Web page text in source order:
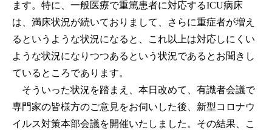
ます。特に、一般医療で重篤患者に対応するICU病床
は、満床状況が続いておりまして、さらに重症者が増え
るというような状況になると、これ以上は対応しにくい
ような状況になりつつあるという状況であるとお聞きし
ているところであります。
そういった状況を踏まえ、本日改めて、有識者会議で
専門家の皆様方のご意見をお伺いした後、新型コロナウ
イルス対策本部会議を開催いたしました。その結果、こ